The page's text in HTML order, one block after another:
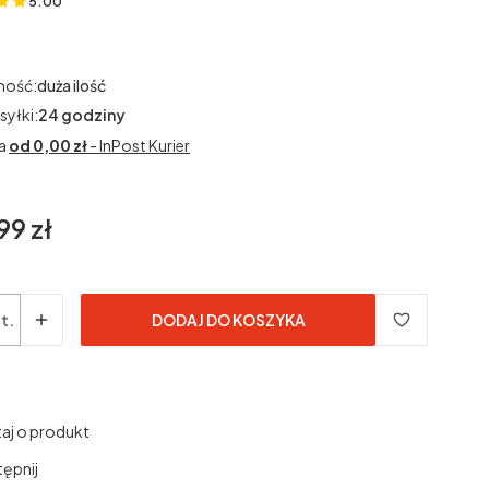
(Oceny: 1 Recenzje: 0)
duża ilość
24 godziny
od 0,00 zł- InPost Kurier
zł
DODAJ DO KOSZYKA
o produkt